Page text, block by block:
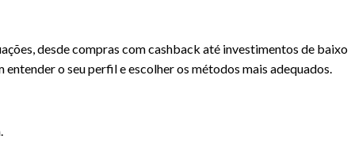
desde compras com cashback até investimentos de baixo
o seu perfil e escolher os métodos mais adequados.